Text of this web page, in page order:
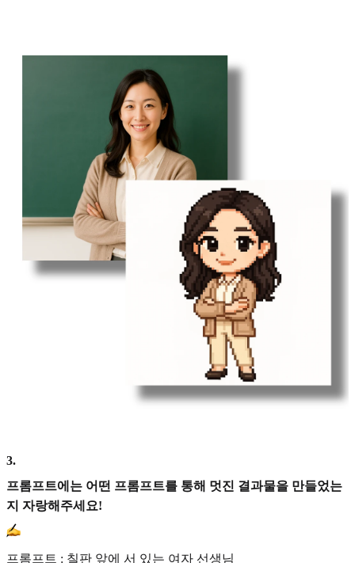
3.
프롬프트에는 어떤 프롬프트를 통해 멋진 결과물을 만들었는
지 자랑해주세요!
프롬프트 : 칠판 앞에 서 있는 여자 선생님